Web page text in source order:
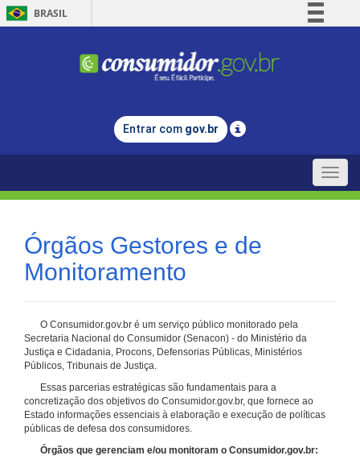
BRASIL
Comunica BR
Legislação
Entrar com gov.br
Toggle
Órgãos Gestores e de
Monitoramento
O Consumidor.gov.br é um serviço público monitorado pela
Secretaria Nacional do Consumidor (Senacon) - do Ministério da
Justiça e Cidadania, Procons, Defensorias Públicas, Ministérios
Públicos, Tribunais de Justiça.
Essas parcerias estratégicas são fundamentais para a
concretização dos objetivos do Consumidor.gov.br, que fornece ao
Estado informações essenciais à elaboração e execução de políticas
públicas de defesa dos consumidores.
Órgãos que gerenciam e/ou monitoram o Consumidor.gov.br: